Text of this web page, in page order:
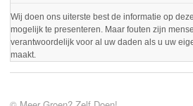
Wij doen ons uiterste best de informatie op
mogelijk te presenteren. Maar fouten zijn
verantwoordelijk voor al uw daden als u uw
maakt.